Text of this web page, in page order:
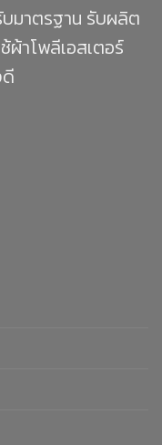
มาตรฐาน รับผลิต
ผ้าโพลีเอสเตอร์